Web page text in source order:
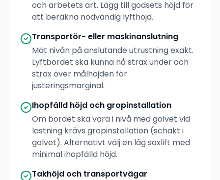
och arbetets art. Lägg till godsets höjd för
att beräkna nödvändig lyfthöjd.
Transportör- eller maskinanslutning
Mät nivån på anslutande utrustning exakt.
Lyftbordet ska kunna nå strax under och
strax över målhöjden för
justeringsmarginal.
Ihopfälld höjd och gropinstallation
Om bordet ska vara i nivå med golvet vid
lastning krävs gropinstallation (schakt i
golvet). Alternativt välj en låg saxlift med
minimal ihopfälld höjd.
Takhöjd och transportvägar